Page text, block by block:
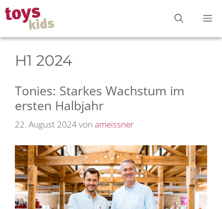
Zum
Inhalt
springen
H1 2024
Tonies: Starkes Wachstum im
ersten Halbjahr
22. August 2024von ameissner